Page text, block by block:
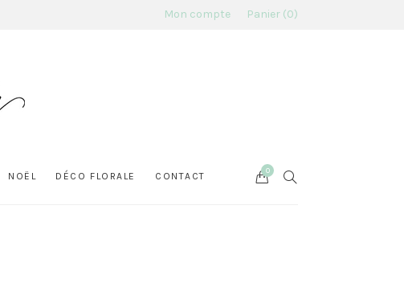
Mon compte Panier 0
NOËL DÉCO FLORALE CONTACT SEARCH
Cart
0